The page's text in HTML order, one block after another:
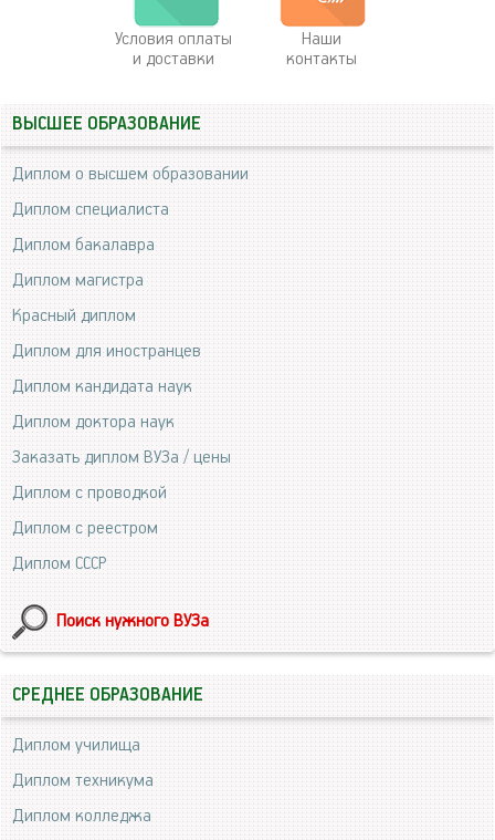
Условия оплаты
и доставки
Наши
контакты
ВЫСШЕЕ ОБРАЗОВАНИЕ
Диплом о высшем образовании
Диплом специалиста
Диплом бакалавра
Диплом магистра
Красный диплом
Диплом для иностранцев
Диплом кандидата наук
Диплом доктора наук
Заказать диплом ВУЗа / цены
Диплом с проводкой
Диплом с реестром
Диплом СССР
Поиск нужного ВУЗа
СРЕДНЕЕ ОБРАЗОВАНИЕ
Диплом училища
Диплом техникума
Диплом колледжа